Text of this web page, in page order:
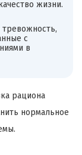
жизни.
с
в
рациона
нормальное